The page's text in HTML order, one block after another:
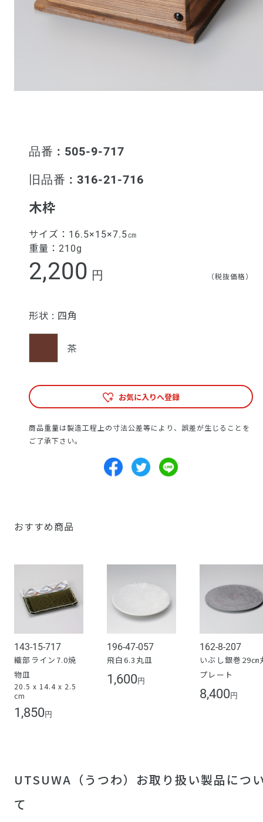
品番 : 505-9-717
旧品番 : 316-21-716
木枠
サイズ： 16.5×15×7.5㎝
重量： 210g
2,200 円 （税抜価格）
形状 : 四角
茶
お気に入りへ登録
商品重量は製造工程上の寸法公差等により、誤差が生じることを
ご了承下さい。
おすすめ商品
143-15-717
織部ライン7.0焼
物皿
20.5 x 14.4 x 2.5
cm
1,850 円
196-47-057
飛白6.3丸皿
1,600 円
162-8-207
いぶし銀巻29㎝
プレート
8,400 円
UTSUWA（うつわ）お取り扱い製品につ
て